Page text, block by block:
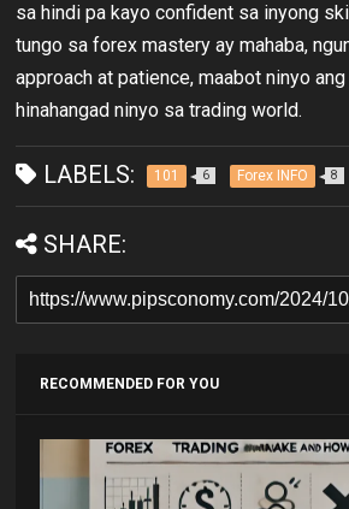
sa hindi pa kayo confident sa inyong
tungo sa forex mastery ay mahaba,
approach at patience, maabot ninyo
hinahangad ninyo sa trading world.
LABELS: 101 6 Forex INFO 8
SHARE:
RECOMMENDED FOR YOU